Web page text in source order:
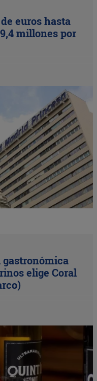
euros hasta
millones por
elige Coral